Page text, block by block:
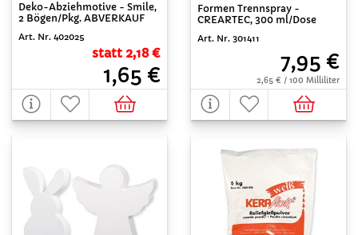
Deko-Abziehmotive - Smile,
2 Bögen/Pkg. ABVERKAUF
Art. Nr. 402025
statt 2,18 €
1,65 €
Formen Trennspray -
CREARTEC, 300 ml/Dose
Art. Nr. 301411
7,95 €
2,65 € / 100 Milliliter